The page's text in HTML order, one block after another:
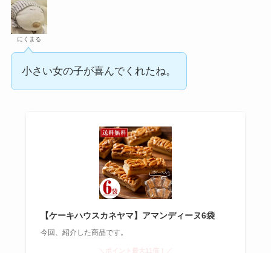
にくまる
小さい女の子が喜んでくれたね。
【ケーキハウスカネヤマ】アマンディーヌ6袋
今回、紹介した商品です。